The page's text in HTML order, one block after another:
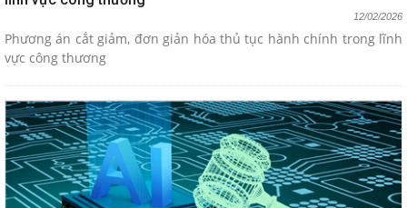
12/02/2026
Phương án cắt giảm, đơn giản hóa thủ tục hành chính trong lĩnh
vực công thương